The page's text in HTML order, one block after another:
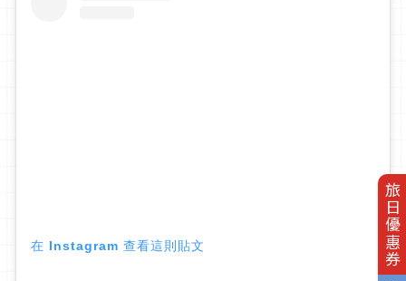
旅日優惠券
在 Instagram 查看這則貼文